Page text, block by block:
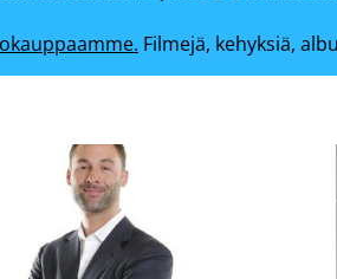
Filmejä, kehyksiä,